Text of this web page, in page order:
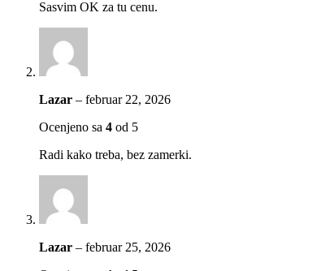
Sasvim OK za tu cenu.
Lazar – februar 22, 2026
Ocenjeno sa 4 od 5
Radi kako treba, bez zamerki.
Lazar – februar 25, 2026